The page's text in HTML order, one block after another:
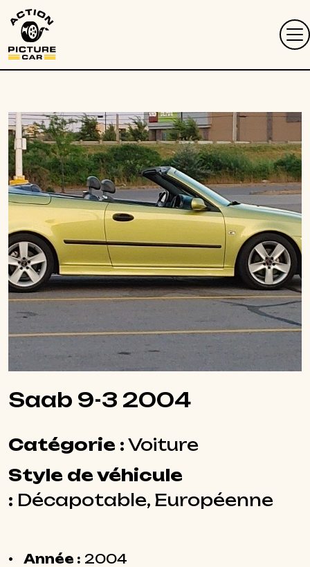
Saab 9-3 2004
Catégorie : Voiture
Style de véhicule
: Décapotable, Européenne
Année : 2004